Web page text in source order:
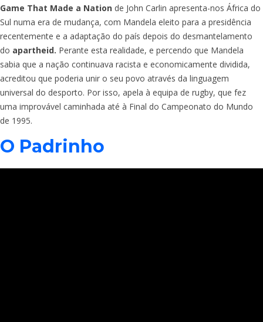
Game That Made a Nation de John Carlin apresenta-nos África do
Sul numa era de mudança, com Mandela eleito para a presidência
recentemente e a adaptação do país depois do desmantelamento
do apartheid. Perante esta realidade, e percendo que Mandela
sabia que a nação continuava racista e economicamente dividida,
acreditou que poderia unir o seu povo através da linguagem
universal do desporto. Por isso, apela à equipa de rugby, que fez
uma improvável caminhada até à Final do Campeonato do Mundo
de 1995.
O Padrinho